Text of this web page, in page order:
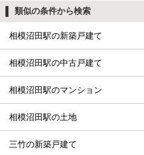
類似の条件から検索
相模沼田駅の新築戸建て
相模沼田駅の中古戸建て
相模沼田駅のマンション
相模沼田駅の土地
三竹の新築戸建て